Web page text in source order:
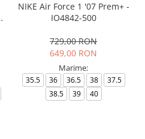
NIKE Air Force 1 '07 Prem+ -
IO4842-500
729,00 RON
649,00 RON
Marime:
35.5 36 36.5 38
37.5
38.5
39 40